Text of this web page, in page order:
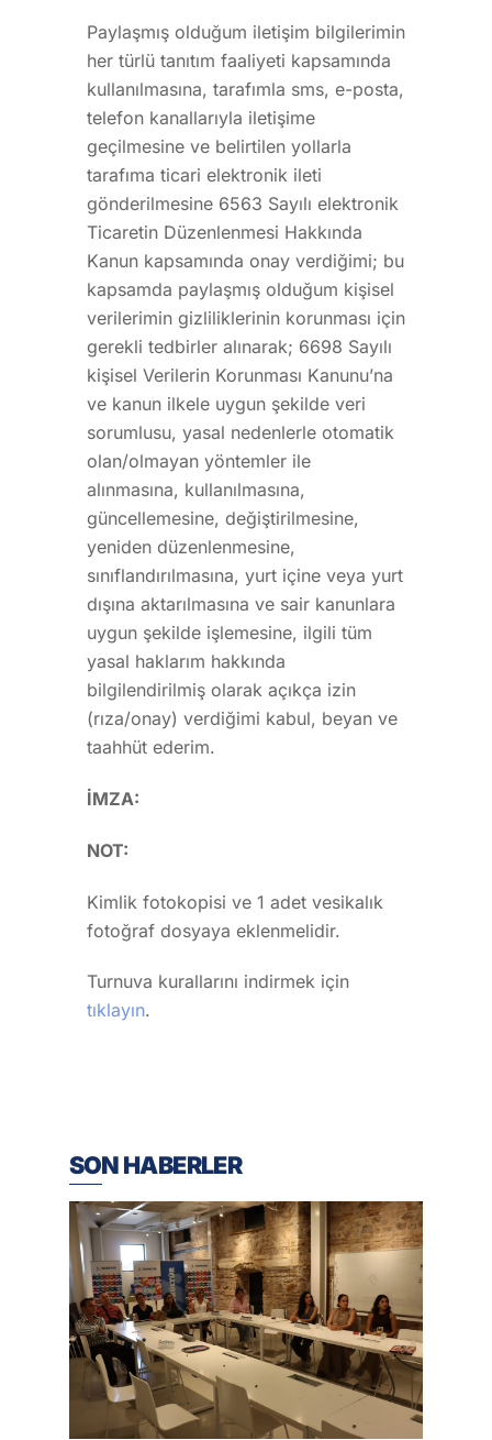
Paylaşmış olduğum iletişim bilgilerimin
her türlü tanıtım faaliyeti kapsamında
kullanılmasına, tarafımla sms, e-posta,
telefon kanallarıyla iletişime
geçilmesine ve belirtilen yollarla
tarafıma ticari elektronik ileti
gönderilmesine 6563 Sayılı elektronik
Ticaretin Düzenlenmesi Hakkında
Kanun kapsamında onay verdiğimi; bu
kapsamda paylaşmış olduğum kişisel
verilerimin gizliliklerinin korunması için
gerekli tedbirler alınarak; 6698 Sayılı
kişisel Verilerin Korunması Kanunu’na
ve kanun ilkele uygun şekilde veri
sorumlusu, yasal nedenlerle otomatik
olan/olmayan yöntemler ile
alınmasına, kullanılmasına,
güncellemesine, değiştirilmesine,
yeniden düzenlenmesine,
sınıflandırılmasına, yurt içine veya yurt
dışına aktarılmasına ve sair kanunlara
uygun şekilde işlemesine, ilgili tüm
yasal haklarım hakkında
bilgilendirilmiş olarak açıkça izin
(rıza/onay) verdiğimi kabul, beyan ve
taahhüt ederim.
İMZA:
NOT:
Kimlik fotokopisi ve 1 adet vesikalık
fotoğraf dosyaya eklenmelidir.
Turnuva kurallarını indirmek için
tıklayın.
SON HABERLER